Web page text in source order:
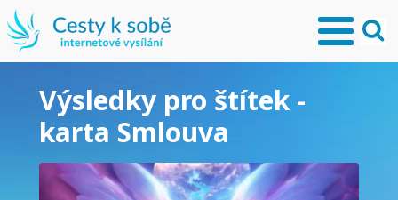
Výsledky pro štítek -
karta Smlouva